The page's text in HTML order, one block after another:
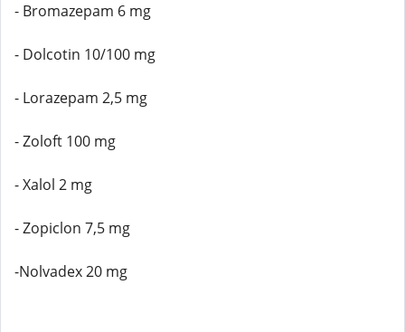
- Bromazepam 6 mg
- Dolcotin 10/100 mg
- Lorazepam 2,5 mg
- Zoloft 100 mg
- Xalol 2 mg
- Zopiclon 7,5 mg
-Nolvadex 20 mg